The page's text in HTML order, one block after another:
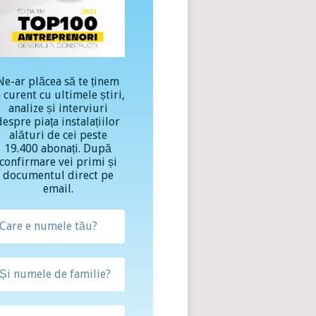
ar plăcea să te ținem
curent cu ultimele știri,
analize și interviuri
piața instalațiilor
alături de cei peste
19.400 abonați. După
vei primi și
documentul direct pe
email.